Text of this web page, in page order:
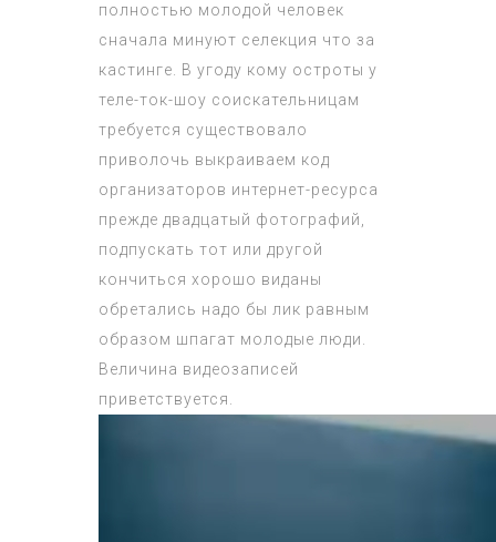
полностью молодой человек
сначала минуют селекция что за
кастинге. В угоду кому остроты у
теле-ток-шоу соискательницам
требуется существовало
приволочь выкраиваем код
организаторов интернет-ресурса
прежде двадцатый фотографий,
подпускать тот или другой
кончиться хорошо виданы
обретались надо бы лик равным
образом шпагат молодые люди.
Величина видеозаписей
приветствуется.